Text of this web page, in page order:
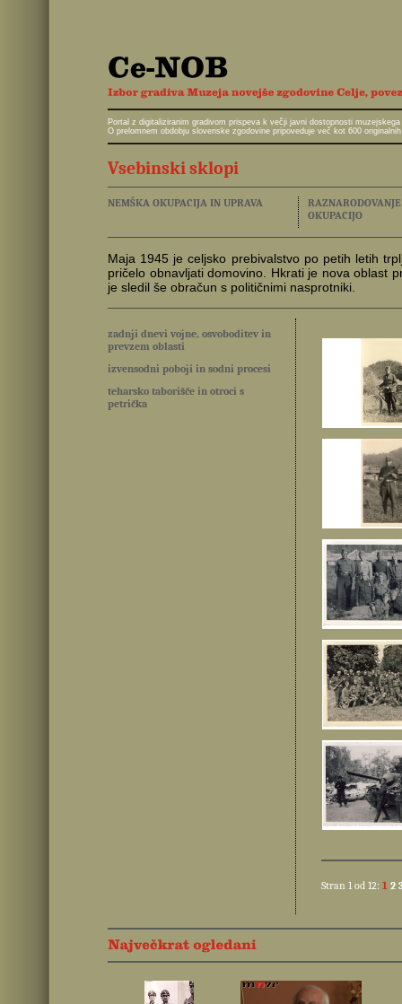
Portal z digitaliziranim gradivom prispeva k večji javni dostopnosti
O prelomnem obdobju slovenske zgodovine pripoveduje več kot 600
Vsebinski sklopi
NEMŠKA OKUPACIJA IN UPRAVA
OKUPACIJO
Maja 1945 je celjsko prebivalstvo po petih letih
pričelo obnavljati domovino. Hkrati je nova oblast
je sledil še obračun s političnimi nasprotniki.
zadnji dnevi vojne, osvoboditev in
prevzem oblasti
izvensodni poboji in sodni procesi
teharsko taborišče in otroci s
petrička
Stran 1 od 12: 1 2